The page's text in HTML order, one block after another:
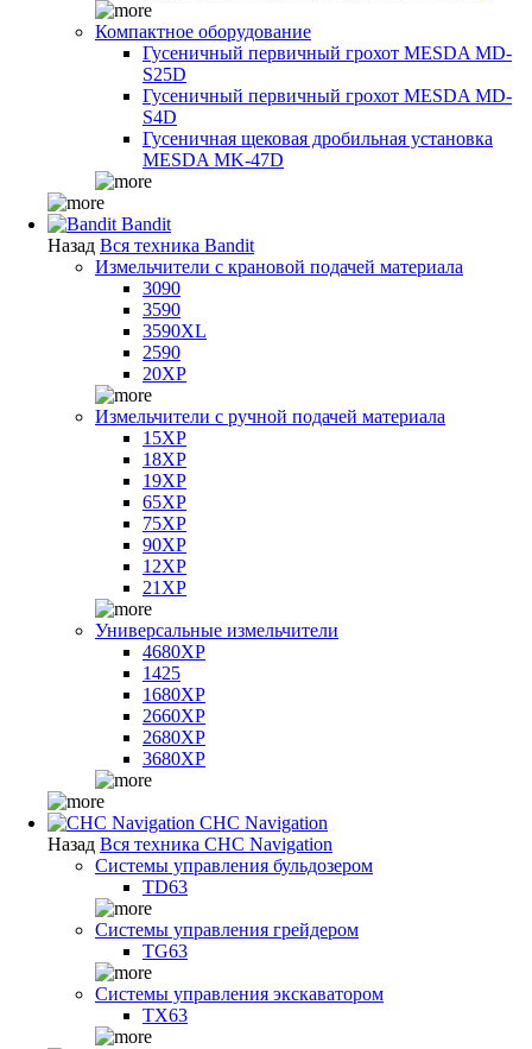
Компактное оборудование
Гусеничный первичный грохот MESDA MD-
S25D
Гусеничный первичный грохот MESDA MD-
S4D
Гусеничная щековая дробильная установка
MESDA MK-47D
Bandit
Назад Вся техника Bandit
Измельчители с крановой подачей материала
3090
3590
3590XL
2590
20XP
Измельчители с ручной подачей материала
15XP
18XP
19XP
65XP
75XP
90XP
12XP
21XP
Универсальные измельчители
4680XP
1425
1680XP
2660XP
2680XP
3680XP
CHC Navigation
Назад Вся техника CHC Navigation
Системы управления бульдозером
TD63
Системы управления грейдером
TG63
Системы управления экскаватором
TX63